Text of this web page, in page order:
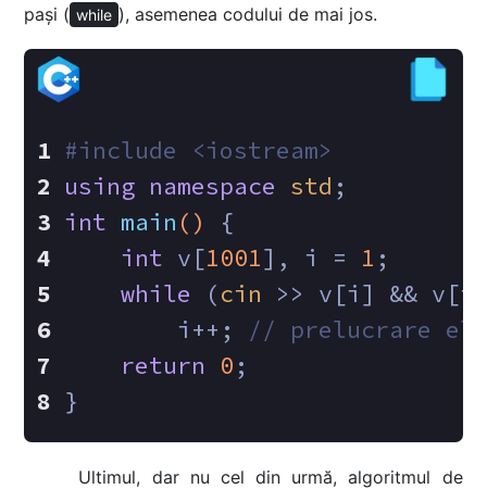
pași ( while ), asemenea codului de mai jos.
#include
<iostream>
using namespace std ;
int main ()
{
int v[1001], i = 1 ;
while (cin >> v[i] &&
        i++;
// prelucrare
return
0 ;
}
Ultimul, dar nu cel din urmă, algoritmul de